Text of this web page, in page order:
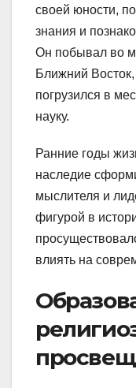
своей юности,
знания и
Он побывал во
Ближний
погрузился в
науку.
Ранние годы
наследие
мыслителя и
фигурой в
влиять на